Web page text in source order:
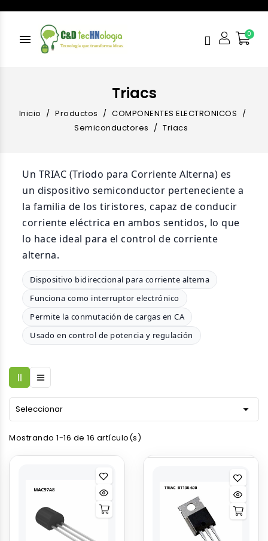
menu
Triacs
Inicio Productos
COMPONENTES ELECTRONICOS
Semiconductores
Triacs
Un TRIAC (Triodo para Corriente Alterna) es
un dispositivo semiconductor perteneciente a
la familia de los tiristores, capaz de conducir
corriente eléctrica en ambos sentidos, lo que
lo hace ideal para el control de corriente
alterna.
Dispositivo bidireccional para corriente alterna
Funciona como interruptor electrónico
Permite la conmutación de cargas en CA
Usado en control de potencia y regulación
Seleccionar 
Mostrando 1-16 de 16 artículo(s)